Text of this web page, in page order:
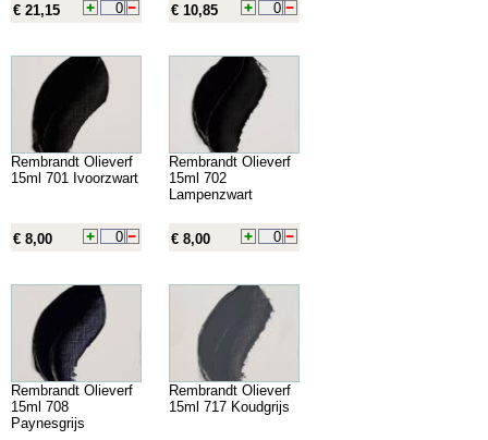
€ 21,15 € 10,85
Rembrandt Olieverf
15ml 701 Ivoorzwart
€ 8,00
Rembrandt Olieverf
15ml 702
Lampenzwart
€ 8,00
Rembrandt Olieverf
15ml 708
Paynesgrijs
Rembrandt Olieverf
15ml 717 Koudgrijs